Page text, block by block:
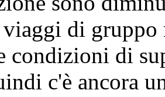
viaggi di
condizioni di
c'è ancora